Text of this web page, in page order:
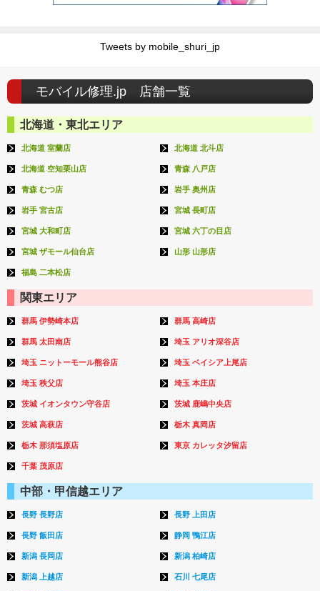
Tweets by mobile_shuri_jp
モバイル修理.jp 店舗一覧
北海道・東北エリア
北海道 室蘭店 北海道 北斗店
北海道 空知栗山店 青森 八戸店
青森 むつ店 岩手 奥州店
岩手 宮古店 宮城 長町店
宮城 大和町店 宮城 六丁の目店
宮城 ザモール仙台店 山形 山形店
福島 二本松店
関東エリア
群馬 伊勢崎本店 群馬 高崎店
群馬 太田南店 埼玉 アリオ深谷店
埼玉 ニットーモール熊谷店 埼玉 ベイシア上尾店
埼玉 秩父店 埼玉 本庄店
茨城 イオンタウン守谷店 茨城 鹿嶋中央店
茨城 高萩店 栃木 真岡店
栃木 那須塩原店 東京 カレッタ汐留店
千葉 茂原店
中部・甲信越エリア
長野 長野店 長野 上田店
長野 飯田店 静岡 鴨江店
新潟 長岡店 新潟 柏崎店
新潟 上越店 石川 七尾店